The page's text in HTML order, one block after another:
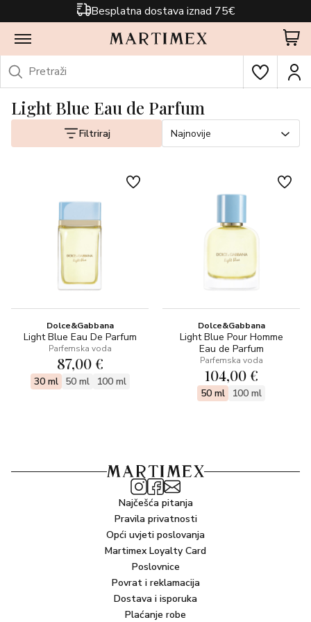
Besplatna dostava iznad 75€
Light Blue Eau de Parfum
Filtriraj Najnovije
Dolce&Gabbana
Light Blue Eau De Parfum
Parfemska voda
87,00 €
30 ml 50 ml 100 ml
Dolce&Gabbana
Light Blue Pour Homme
Eau de Parfum
Parfemska voda
104,00 €
50 ml 100 ml
Najčešća pitanja
Pravila privatnosti
Opći uvjeti poslovanja
Martimex Loyalty Card
Poslovnice
Povrat i reklamacija
Dostava i isporuka
Plaćanje robe